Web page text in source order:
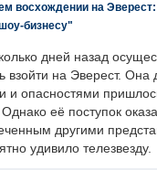
восхождении на
бизнесу"
дней назад
взойти на Эверест. Она
и опасностями
её поступок
другими
удивило телезвезду.